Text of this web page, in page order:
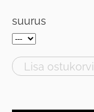
suurus
Lisa ostukorvi